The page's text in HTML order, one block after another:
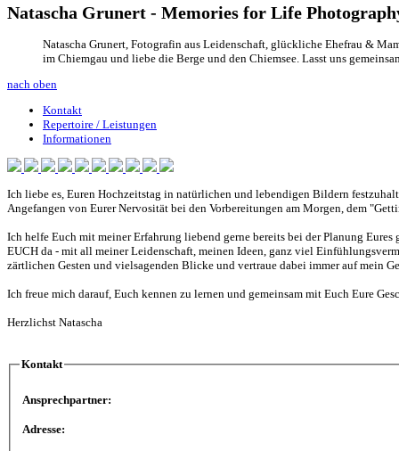
Natascha Grunert - Memories for Life
Natascha Grunert, Fotografin aus Leidenschaft, glückliche Ehefrau &
im Chiemgau und liebe die Berge und den Chiemsee. Lasst uns
nach oben
Kontakt
Repertoire / Leistungen
Informationen
Ich liebe es, Euren Hochzeitstag in natürlichen und lebendigen Bildern
Angefangen von Eurer Nervosität bei den Vorbereitungen am Morgen, dem
Ich helfe Euch mit meiner Erfahrung liebend gerne bereits bei der Planung
EUCH da - mit all meiner Leidenschaft, meinen Ideen, ganz viel
zärtlichen Gesten und vielsagenden Blicke und vertraue dabei immer auf mein
Ich freue mich darauf, Euch kennen zu lernen und gemeinsam mit Euch Eure
Herzlichst Natascha
Kontakt
Ansprechpartner:
Adresse: